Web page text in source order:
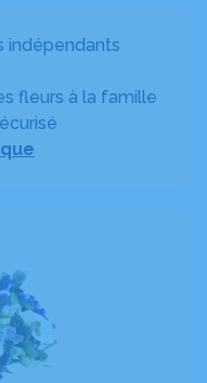
indépendants
fleurs à la famille